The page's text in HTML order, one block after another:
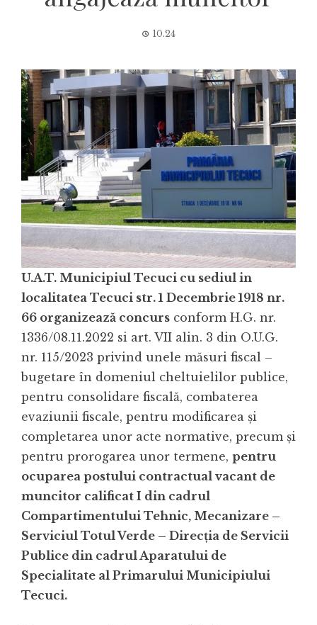
10.24
U.A.T. Municipiul Tecuci cu sediul in
localitatea Tecuci str. 1 Decembrie 1918 nr.
66 organizează concurs conform H.G. nr.
1336/08.11.2022 si art. VII alin. 3 din O.U.G.
nr. 115/2023 privind unele măsuri fiscal –
bugetare în domeniul cheltuielilor publice,
pentru consolidare fiscală, combaterea
evaziunii fiscale, pentru modificarea şi
completarea unor acte normative, precum şi
pentru prorogarea unor termene, pentru
ocuparea postului contractual vacant de
muncitor calificat I din cadrul
Compartimentului Tehnic, Mecanizare –
Serviciul Totul Verde – Direcția de Servicii
Publice din cadrul Aparatului de
Specialitate al Primarului Municipiului
Tecuci.